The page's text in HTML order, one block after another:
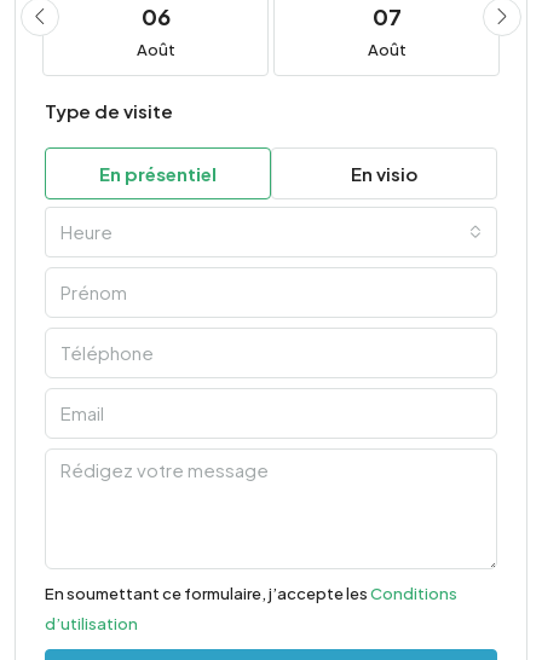
06
Août
07
Août
Type de visite
En présentiel En visio
Heure
En soumettant ce formulaire, j’accepte lesConditions
d’utilisation